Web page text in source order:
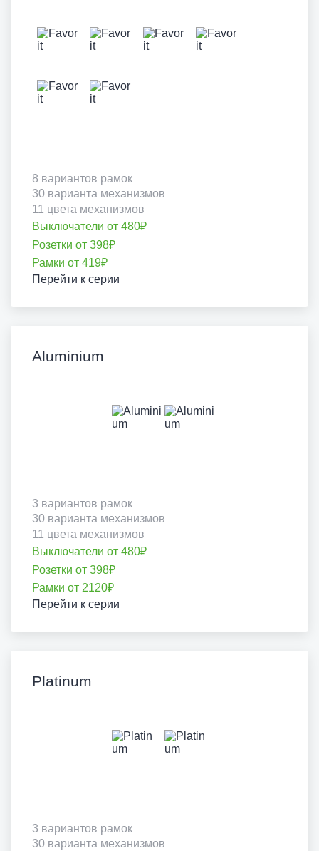
8 вариантов рамок
30 варианта механизмов
11 цвета механизмов
Выключатели от 480₽
Розетки от 398₽
Рамки от 419₽
Перейти к серии
Aluminium
3 вариантов рамок
30 варианта механизмов
11 цвета механизмов
Выключатели от 480₽
Розетки от 398₽
Рамки от 2120₽
Перейти к серии
Platinum
3 вариантов рамок
30 варианта механизмов